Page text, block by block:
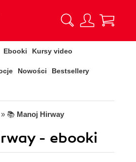
Ebooki Kursy video
Nowości Bestsellery
» 📚 Manoj Hirway
- ebooki